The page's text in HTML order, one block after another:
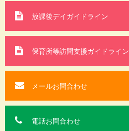
放課後デイガイドライン
保育所等訪問支援ガイドライン
メールお問合わせ
電話お問合わせ